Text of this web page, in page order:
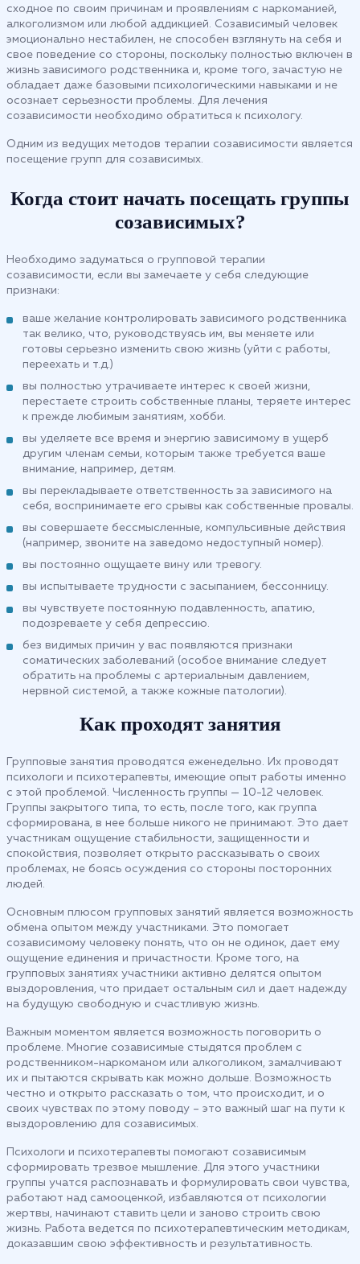
сходное по своим причинам и проявлениям с наркоманией,
алкоголизмом или любой аддикцией. Созависимый человек
эмоционально нестабилен, не способен взглянуть на себя и
свое поведение со стороны, поскольку полностью включен в
жизнь зависимого родственника и, кроме того, зачастую не
обладает даже базовыми психологическими навыками и не
осознает серьезности проблемы. Для лечения
созависимости необходимо обратиться к психологу.
Одним из ведущих методов терапии созависимости является
посещение групп для созависимых.
Когда стоит начать посещать группы
созависимых?
Необходимо задуматься о групповой терапии
созависимости, если вы замечаете у себя следующие
признаки:
ваше желание контролировать зависимого родственника
так велико, что, руководствуясь им, вы меняете или
готовы серьезно изменить свою жизнь (уйти с работы,
переехать и т.д.)
вы полностью утрачиваете интерес к своей жизни,
перестаете строить собственные планы, теряете интерес
к прежде любимым занятиям, хобби.
вы уделяете все время и энергию зависимому в ущерб
другим членам семьи, которым также требуется ваше
внимание, например, детям.
вы перекладываете ответственность за зависимого на
себя, воспринимаете его срывы как собственные провалы.
вы совершаете бессмысленные, компульсивные действия
(например, звоните на заведомо недоступный номер).
вы постоянно ощущаете вину или тревогу.
вы испытываете трудности с засыпанием, бессонницу.
вы чувствуете постоянную подавленность, апатию,
подозреваете у себя депрессию.
без видимых причин у вас появляются признаки
соматических заболеваний (особое внимание следует
обратить на проблемы с артериальным давлением,
нервной системой, а также кожные патологии).
Как проходят занятия
Групповые занятия проводятся еженедельно. Их проводят
психологи и психотерапевты, имеющие опыт работы именно
с этой проблемой. Численность группы — 10-12 человек.
Группы закрытого типа, то есть, после того, как группа
сформирована, в нее больше никого не принимают. Это дает
участникам ощущение стабильности, защищенности и
спокойствия, позволяет открыто рассказывать о своих
проблемах, не боясь осуждения со стороны посторонних
людей.
Основным плюсом групповых занятий является возможность
обмена опытом между участниками. Это помогает
созависимому человеку понять, что он не одинок, дает ему
ощущение единения и причастности. Кроме того, на
групповых занятиях участники активно делятся опытом
выздоровления, что придает остальным сил и дает надежду
на будущую свободную и счастливую жизнь.
Важным моментом является возможность поговорить о
проблеме. Многие созависимые стыдятся проблем с
родственником-наркоманом или алкоголиком, замалчивают
их и пытаются скрывать как можно дольше. Возможность
честно и открыто рассказать о том, что происходит, и о
своих чувствах по этому поводу – это важный шаг на пути к
выздоровлению для созависимых.
Психологи и психотерапевты помогают созависимым
сформировать трезвое мышление. Для этого участники
группы учатся распознавать и формулировать свои чувства,
работают над самооценкой, избавляются от психологии
жертвы, начинают ставить цели и заново строить свою
жизнь. Работа ведется по психотерапевтическим методикам,
доказавшим свою эффективность и результативность.